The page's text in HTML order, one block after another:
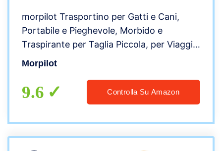
morpilot Trasportino per Gatti e Cani,
Portabile e Pieghevole, Morbido e
Traspirante per Taglia Piccola, per Viaggio
Sull’ Aereo con Tracolla e Ciotola
Morpilot
9.6 Controlla Su Amazon